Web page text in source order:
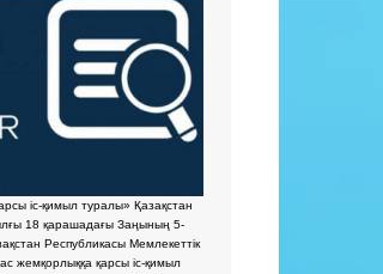
іс-қимыл туралы» Қазақстан
18 қарашадағы Заңының 5-
Республикасы Мемлекеттік
жемқорлыққа қарсы іс-қимыл